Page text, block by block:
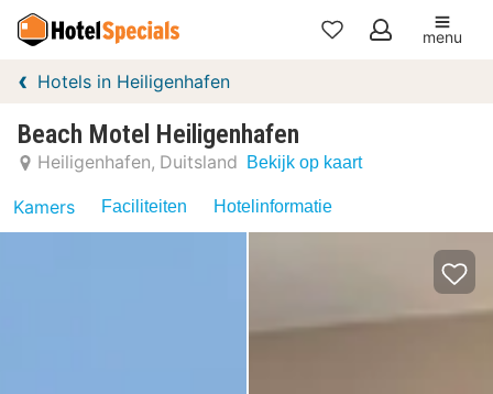
Mijn
menu
Hotels in Heiligenhafen
Beach Motel Heiligenhafen
Heiligenhafen Duitsland Bekijk op kaart
Kamers Faciliteiten Hotelinformatie